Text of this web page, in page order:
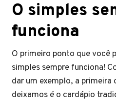
O simples
funciona
O primeiro ponto que você
simples sempre funciona!
dar um exemplo, a primeira
deixamos é o cardápio